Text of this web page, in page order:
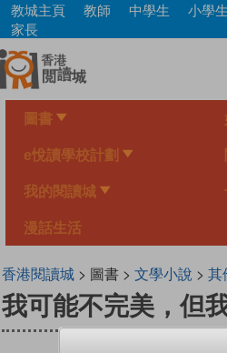
Skip
main
content
教城主頁 教師 中學生
小學生
家長
圖書
e悅讀學校計劃
我的閱讀城
漫話生活
香港閱讀城> 圖書 > 文學小說 > 其
我可能不完美，但